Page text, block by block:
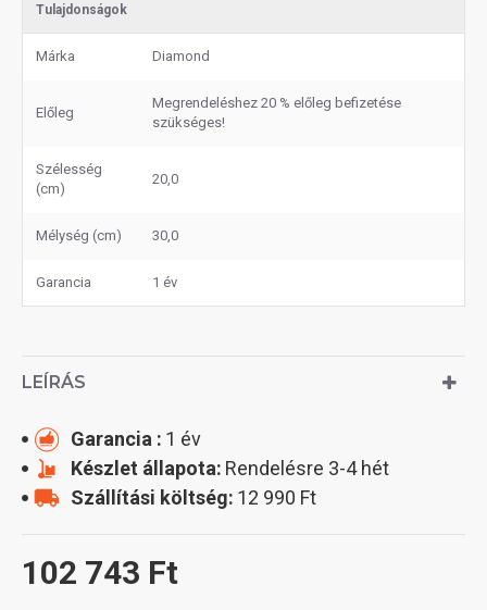
Tulajdonságok
Márka Diamond
Előleg
Megrendeléshez 20 % előleg befizetése
szükséges!
Szélesség
(cm)
20,0
Mélység (cm) 30,0
Garancia 1 év
LEÍRÁS
102 743 Ft
Garancia : 1 év
Készlet állapota: Rendelésre 3-4 hét
Szállítási költség: 12 990 Ft